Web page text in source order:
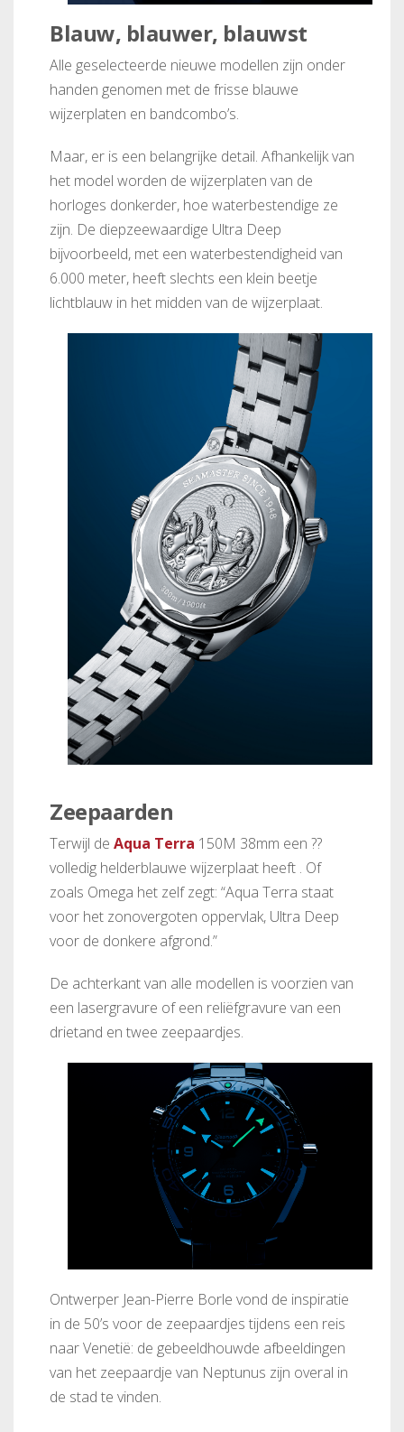
Blauw, blauwer, blauwst
Alle geselecteerde nieuwe modellen zijn onder
handen genomen met de frisse blauwe
wijzerplaten en bandcombo’s.
Maar, er is een belangrijke detail. Afhankelijk van
het model worden de wijzerplaten van de
horloges donkerder, hoe waterbestendige ze
zijn. De diepzeewaardige Ultra Deep
bijvoorbeeld, met een waterbestendigheid van
6.000 meter, heeft slechts een klein beetje
lichtblauw in het midden van de wijzerplaat.
Zeepaarden
Terwijl de Aqua Terra 150M 38mm een ??
volledig helderblauwe wijzerplaat heeft . Of
zoals Omega het zelf zegt: “Aqua Terra staat
voor het zonovergoten oppervlak, Ultra Deep
voor de donkere afgrond.”
De achterkant van alle modellen is voorzien van
een lasergravure of een reliëfgravure van een
drietand en twee zeepaardjes.
Ontwerper Jean-Pierre Borle vond de inspiratie
in de 50’s voor de zeepaardjes tijdens een reis
naar Venetië: de gebeeldhouwde afbeeldingen
van het zeepaardje van Neptunus zijn overal in
de stad te vinden.